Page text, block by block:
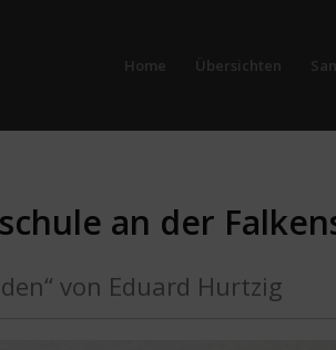
Home Übersichten
an der
von Eduard Hurtzig